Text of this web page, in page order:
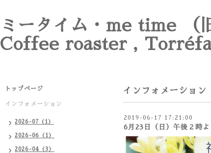
ミータイム・me time （
Coffee roaster ,
インフォメーション
2019-06-17 17:21:00
6月23日（日）午後２時
トップページ
インフォメーション
2026-07（1）
2026-06（1）
2026-04（3）